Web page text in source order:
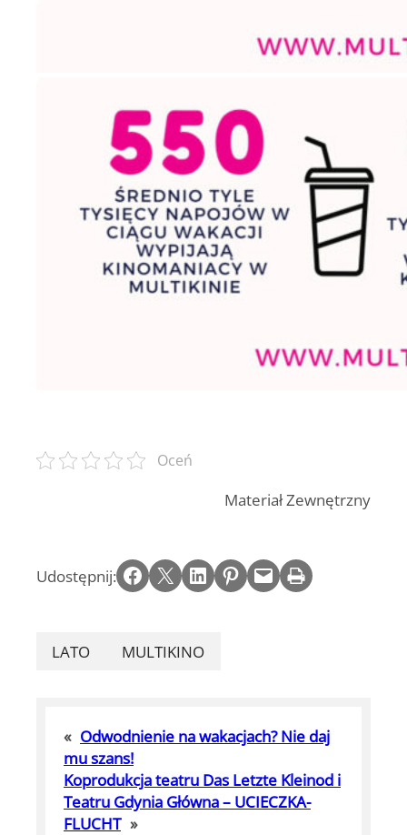
Oceń
Materiał Zewnętrzny
Udostępnij: Share on Facebook Email this Page Share on LinkedIn Share on Pinterest Email this Page Print this Page
LATO MULTIKINO
« Odwodnienie na wakacjach? Nie daj
mu szans!
Koprodukcja teatru Das Letzte Kleinod i
Teatru Gdynia Główna – UCIECZKA-
FLUCHT »